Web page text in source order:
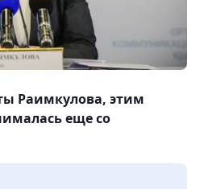
Раимкулова, этим
еще со